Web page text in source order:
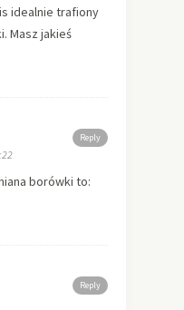
idealnie trafiony
Masz jakieś
Reply
borówki to:
Reply